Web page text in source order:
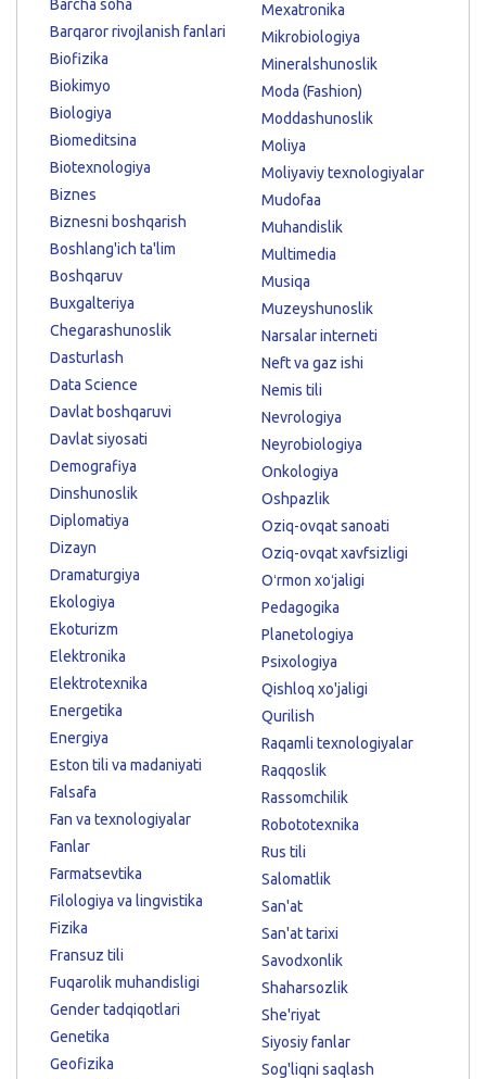
Barcha soha
Barqaror rivojlanish fanlari
Biofizika
Biokimyo
Biologiya
Biomeditsina
Biotexnologiya
Biznes
Biznesni boshqarish
Boshlang'ich ta'lim
Boshqaruv
Buxgalteriya
Chegarashunoslik
Dasturlash
Data Science
Davlat boshqaruvi
Davlat siyosati
Demografiya
Dinshunoslik
Diplomatiya
Dizayn
Dramaturgiya
Ekologiya
Ekoturizm
Elektronika
Elektrotexnika
Energetika
Energiya
Eston tili va madaniyati
Falsafa
Fan va texnologiyalar
Fanlar
Farmatsevtika
Filologiya va lingvistika
Fizika
Fransuz tili
Fuqarolik muhandisligi
Gender tadqiqotlari
Genetika
Geofizika
Mexatronika
Mikrobiologiya
Mineralshunoslik
Moda (Fashion)
Moddashunoslik
Moliya
Moliyaviy texnologiyalar
Mudofaa
Muhandislik
Multimedia
Musiqa
Muzeyshunoslik
Narsalar interneti
Neft va gaz ishi
Nemis tili
Nevrologiya
Neyrobiologiya
Onkologiya
Oshpazlik
Oziq-ovqat sanoati
Oziq-ovqat xavfsizligi
Oʻrmon xoʻjaligi
Pedagogika
Planetologiya
Psixologiya
Qishloq xo'jaligi
Qurilish
Raqamli texnologiyalar
Raqqoslik
Rassomchilik
Robototexnika
Rus tili
Salomatlik
San'at
San'at tarixi
Savodxonlik
Shaharsozlik
She'riyat
Siyosiy fanlar
Sog'liqni saqlash